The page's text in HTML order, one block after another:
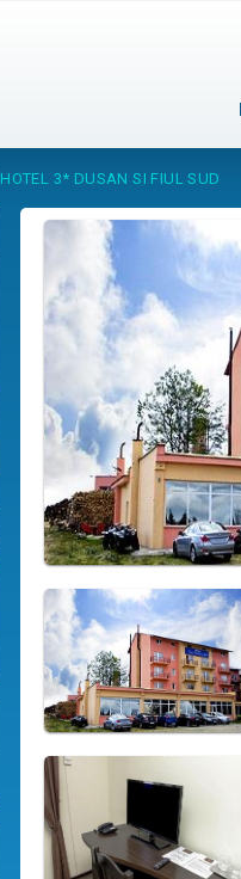
HOTEL 3* DUSAN SI FIUL SUD